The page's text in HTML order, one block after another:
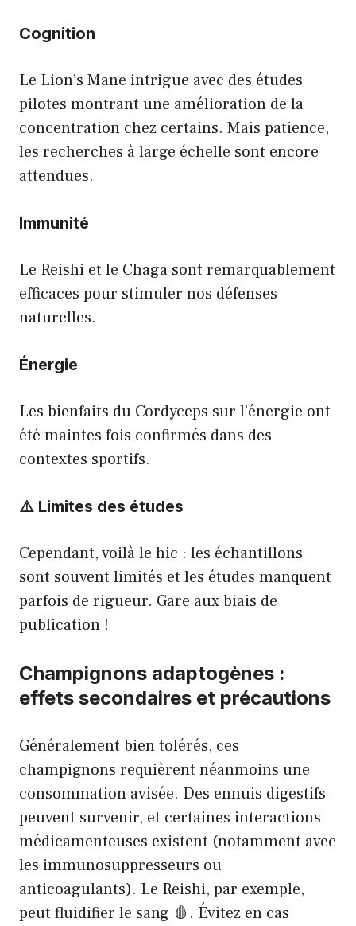
Cognition
Le Lion’s Mane intrigue avec des études
pilotes montrant une amélioration de la
concentration chez certains. Mais patience,
les recherches à large échelle sont encore
attendues.
Immunité
Le Reishi et le Chaga sont remarquablement
efficaces pour stimuler nos défenses
naturelles.
Énergie
Les bienfaits du Cordyceps sur l’énergie ont
été maintes fois confirmés dans des
contextes sportifs.
⚠️ Limites des études
Cependant, voilà le hic : les échantillons
sont souvent limités et les études manquent
parfois de rigueur. Gare aux biais de
publication !
Champignons adaptogènes :
effets secondaires et précautions
Généralement bien tolérés, ces
champignons requièrent néanmoins une
consommation avisée. Des ennuis digestifs
peuvent survenir, et certaines interactions
médicamenteuses existent (notamment avec
les immunosuppresseurs ou
anticoagulants). Le Reishi, par exemple,
peut fluidifier le sang 🩸. Évitez en cas